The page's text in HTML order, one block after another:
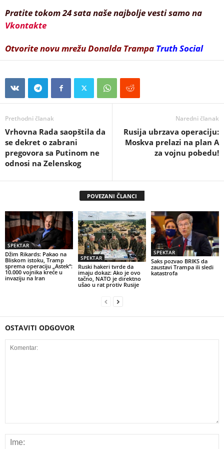
Pratite tokom 24 sata naše najbolje vesti samo na
Vkontakte
Otvorite novu mrežu Donalda Trampa Truth Social
Prethodni članak
Vrhovna Rada saopštila da
se dekret o zabrani
pregovora sa Putinom ne
odnosi na Zelenskog
Naredni članak
Rusija ubrzava operaciju:
Moskva prelazi na plan A
za vojnu pobedu!
POVEZANI ČLANCI
SPEKTAR
Džim Rikards: Pakao na
Bliskom istoku, Tramp
sprema operaciju „Astek“:
10.000 vojnika kreće u
invaziju na Iran
SPEKTAR
Ruski hakeri tvrde da
imaju dokaz: Ako je ovo
tačno, NATO je direktno
ušao u rat protiv Rusije
SPEKTAR
Saks pozvao BRIKS da
zaustavi Trampa ili sledi
katastrofa
OSTAVITI ODGOVOR